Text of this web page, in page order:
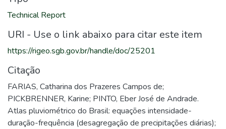
Technical Report
URI - Use o link abaixo para citar este item
https://rigeo.sgb.gov.br/handle/doc/25201
Citação
FARIAS, Catharina dos Prazeres Campos de;
PICKBRENNER, Karine; PINTO, Eber José de Andrade.
Atlas pluviométrico do Brasil: equações intensidade-
duração-frequência (desagregação de precipitações diárias);